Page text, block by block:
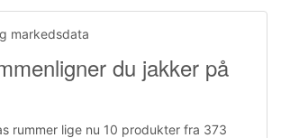
markedsdata
du jakker på
rummer lige nu 10 produkter fra 373